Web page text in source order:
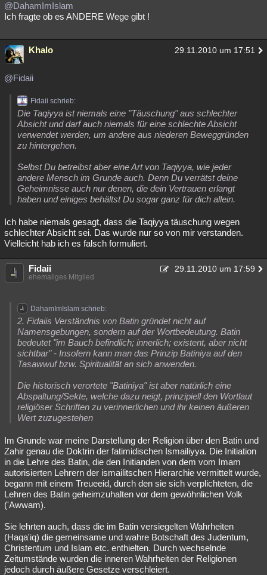
@DahamImIslam
Ich fragte ob es ANDERE Wege gibt !
Khalo 29.11.2010 um 17:51
@Fidaii
Fidaii schrieb:
Die Taqiyya ist niemals eine "Täuschung" aus schlechter
Absicht und darf auch niemals für eine schlechte Absicht
verwendet werden, um andere aus niederen Beweggründen
zu hintergehen.
Selbst Du betreibst aber eine Art von Taqiyya, wie jeder
andere Mensch im Grunde auch. Denn Du verrätst deine
Geheimnisse auch nur denen, die dein Vertrauen erlangt
haben und einiges behältst Du sogar ganz für dich allein.
Ich habe niemals gesagt, dass die Taqiyya täuschung wegen
schlechter Absicht sei. Das wurde nur so von mir verstanden.
Vielleicht hab ich es falsch formuliert.
Fidaii 29.11.2010 um 17:59
ehemaliges Mitglied
DahamImIslam schrieb:
2. Fidaiis Verständnis von Batin gründet nicht auf
Namensgebungen, sondern auf der Wortbedeutung. Batin
bedeutet "im Bauch befindlich; innerlich; existent, aber nicht
sichtbar" - Insofern kann man das Prinzip Batiniya auf den
Tasawwuf bzw. Spiritualität an sich anwenden.
Die historisch verortete "Batiniya" ist aber natürlich eine
Abspaltung/Sekte, welche dazu neigt, prinzipiell den Wortlaut
religiöser Schriften zu verinnerlichen und ihr keinen äußeren
Wert zuzugestehen
Im Grunde war meine Darstellung der Religion über den Batin und
Zahir genau die Doktrin der fatimidischen Ismailiyya. Die Initiation
in die Lehre des Batin, die den Initianden von dem vom Imam
autorisierten Lehrern der ismailitschen Hierarchie vermittelt wurde,
begann mit einem Treueeid, durch den sie sich verplichteten, die
Lehren des Batin geheimzuhalten vor dem gewöhnlichen Volk
('Awwam).
Sie lehrten auch, dass die im Batin versiegelten Wahrheiten
(Haqa'iq) die gemeinsame und wahre Botschaft des Judentum,
Christentum und Islam etc. enthielten. Durch wechselnde
Zeitumstände wurden die inneren Wahrheiten der Religionen
jedoch durch äußere Gesetze verschleiert.